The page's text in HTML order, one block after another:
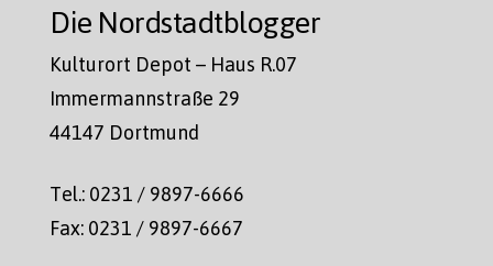
Die Nordstadtblogger
Kulturort Depot – Haus R.07
Immermannstraße 29
44147 Dortmund
Tel.: 0231 / 9897-6666
Fax: 0231 / 9897-6667